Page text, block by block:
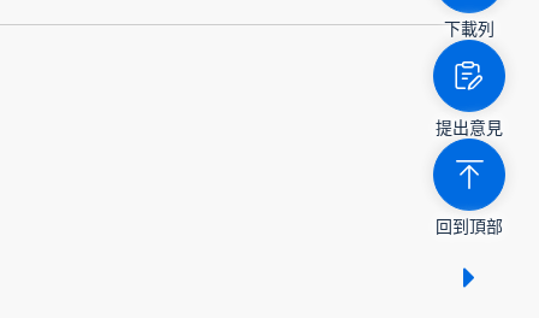
下載列
提出意見
回到頂部